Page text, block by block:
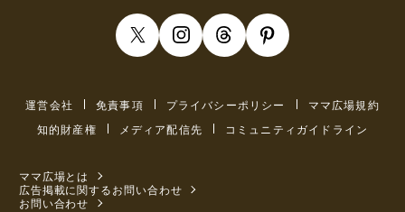
運営会社 免責事項 プライバシーポリシー
ママ広場規約
知的財産権
メディア配信先 コミュニティガイドライン
ママ広場とは
広告掲載に関するお問い合わせ
お問い合わせ